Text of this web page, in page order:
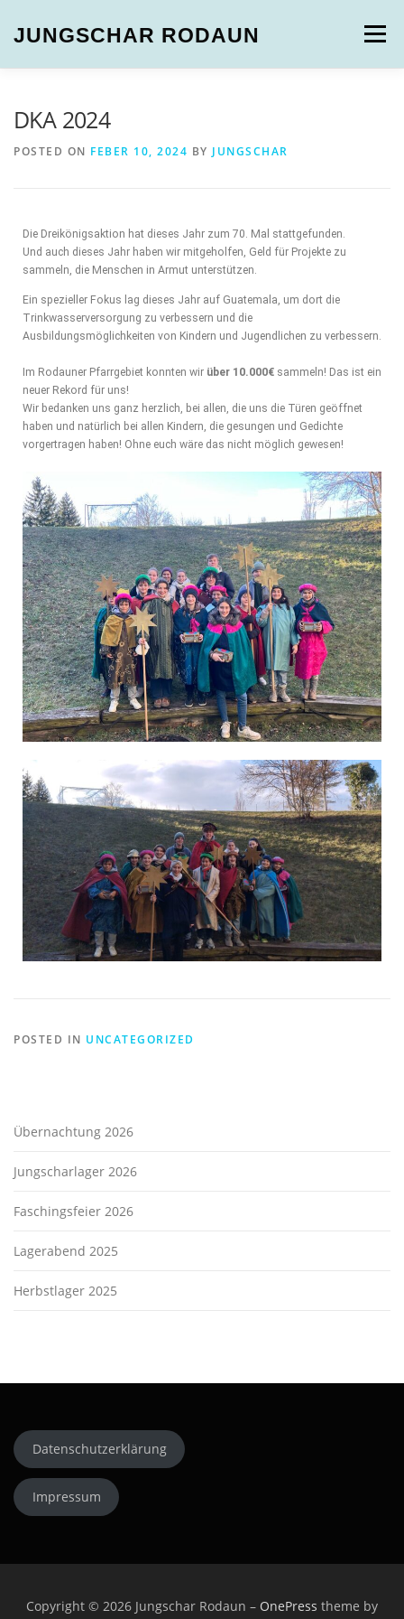
JUNGSCHAR RODAUN Menu
DKA 2024
POSTED ON FEBER 10, 2024 BY JUNGSCHAR
Die Dreikönigsaktion hat dieses Jahr zum 70. Mal stattgefunden.
Und auch dieses Jahr haben wir mitgeholfen, Geld für Projekte zu
sammeln, die Menschen in Armut unterstützen.
Ein spezieller Fokus lag dieses Jahr auf Guatemala, um dort die
Trinkwasserversorgung zu verbessern und die
Ausbildungsmöglichkeiten von Kindern und Jugendlichen zu verbessern.
Im Rodauner Pfarrgebiet konnten wir über 10.000€ sammeln! Das ist ein
neuer Rekord für uns!
Wir bedanken uns ganz herzlich, bei allen, die uns die Türen geöffnet
haben und natürlich bei allen Kindern, die gesungen und Gedichte
vorgertragen haben! Ohne euch wäre das nicht möglich gewesen!
POSTED IN UNCATEGORIZED
Übernachtung 2026
Jungscharlager 2026
Faschingsfeier 2026
Lagerabend 2025
Herbstlager 2025
Datenschutzerklärung
Impressum
Copyright © 2026 Jungschar Rodaun – OnePress theme by